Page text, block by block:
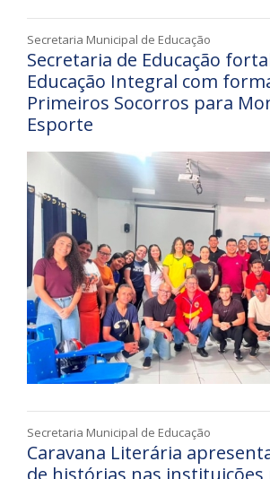
Secretaria Municipal de Educação
Secretaria de Educação
Educação Integral com
Primeiros Socorros para
Esporte
Secretaria Municipal de Educação
Caravana Literária
de histórias nas instituições